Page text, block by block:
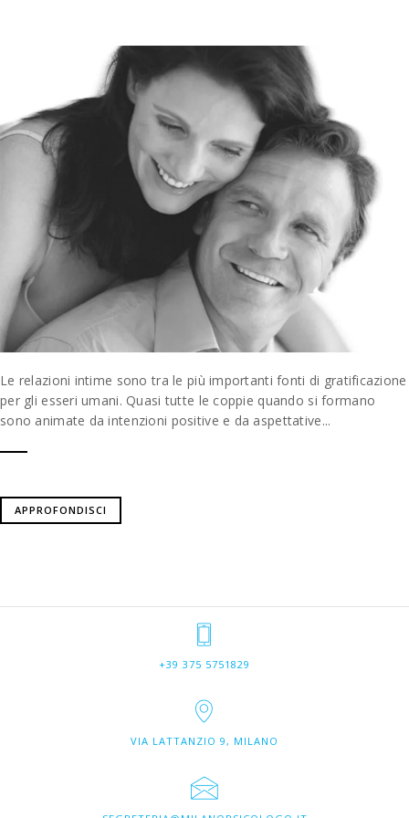
Le relazioni intime sono tra le più importanti fonti di gratificazione
per gli esseri umani. Quasi tutte le coppie quando si formano
sono animate da intenzioni positive e da aspettative...
APPROFONDISCI
+39 375 5751829
VIA LATTANZIO 9, MILANO